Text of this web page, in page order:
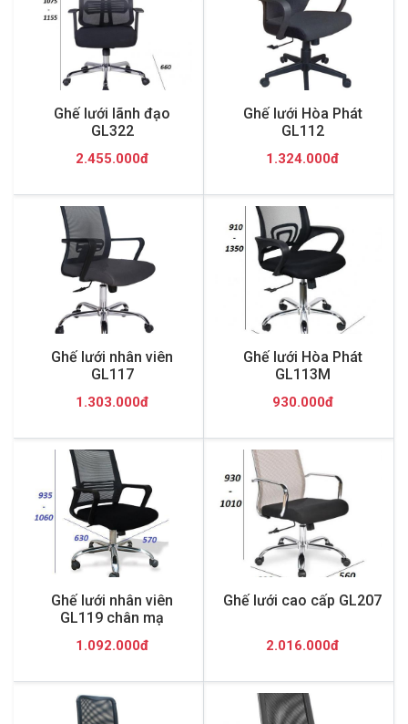
Ghế lưới lãnh đạo
GL322
2.455.000đ
Ghế lưới Hòa Phát
GL112
1.324.000đ
Ghế lưới nhân viên
GL117
1.303.000đ
Ghế lưới Hòa Phát
GL113M
930.000đ
Ghế lưới nhân viên
GL119 chân mạ
1.092.000đ
Ghế lưới cao cấp GL207
2.016.000đ